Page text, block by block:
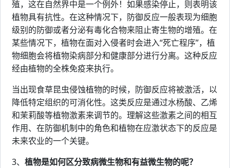
殖，这在自然界中是一个例外！如果感染停止，则表明该
植物具有抗性。在这种情况下，防御反应一般表现为细胞
级别的防御或者分泌有毒化合物来阻止寄生物的增殖。在
某些情况下，植物在面对入侵者时会进入“死亡程序”，植
物细胞会将植物染病部分和健康部分进行分离。这种反应
经由植物的全株免疫来执行。
当出现食草昆虫侵蚀植物的时候，防御反应将被激活，以
降低特定组织的可消化性。这类反应是通过水杨酸、乙烯
和茉莉酸等植物激素来调节的。理解这些激素之间的相互
作用、在防御机制中的角色和植物在应激状态下的反应是
未来农业的一个关键。
3、 植物是如何区分致病微生物和有益微生物的呢？